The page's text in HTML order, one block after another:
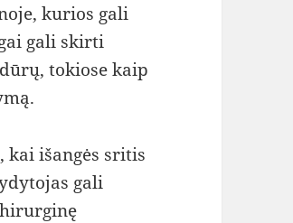
kurios gali
gali skirti
tokiose kaip
kai išangės sritis
gali